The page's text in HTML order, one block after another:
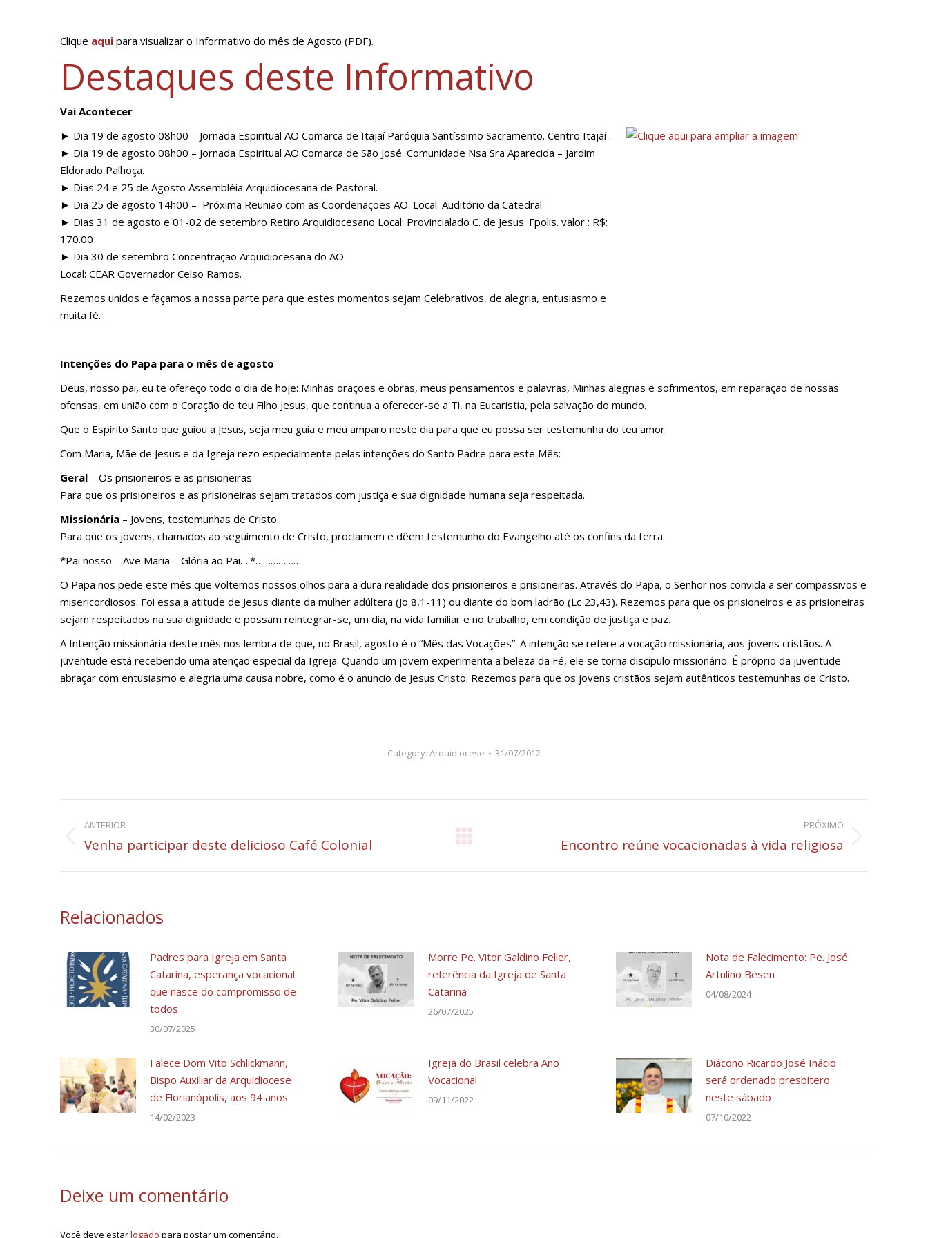
Clique aqui para visualizar o Informativo do mês de Agosto (PDF).
Destaques deste Informativo
Vai Acontecer
► Dia 19 de agosto 08h00 – Jornada Espiritual AO Comarca de Itajaí Paróquia Santíssimo Sacramento. Centro Itajaí .
► Dia 19 de agosto 08h00 – Jornada Espiritual AO Comarca de São José. Comunidade Nsa Sra Aparecida – Jardim
Eldorado Palhoça.
► Dias 24 e 25 de Agosto Assembléia Arquidiocesana de Pastoral.
► Dia 25 de agosto 14h00 – Próxima Reunião com as Coordenações AO. Local: Auditório da Catedral
► Dias 31 de agosto e 01-02 de setembro Retiro Arquidiocesano Local: Provincialado C. de Jesus. Fpolis. valor : R$:
170.00
► Dia 30 de setembro Concentração Arquidiocesana do AO
Local: CEAR Governador Celso Ramos.
Rezemos unidos e façamos a nossa parte para que estes momentos sejam Celebrativos, de alegria, entusiasmo e
muita fé.
Intenções do Papa para o mês de agosto
Deus, nosso pai, eu te ofereço todo o dia de hoje: Minhas orações e obras, meus pensamentos e palavras, Minhas alegrias e sofrimentos, em reparação de nossas
ofensas, em união com o Coração de teu Filho Jesus, que continua a oferecer-se a Ti, na Eucaristia, pela salvação do mundo.
Que o Espírito Santo que guiou a Jesus, seja meu guia e meu amparo neste dia para que eu possa ser testemunha do teu amor.
Com Maria, Mãe de Jesus e da Igreja rezo especialmente pelas intenções do Santo Padre para este Mês:
Geral – Os prisioneiros e as prisioneiras
Para que os prisioneiros e as prisioneiras sejam tratados com justiça e sua dignidade humana seja respeitada.
Missionária – Jovens, testemunhas de Cristo
Para que os jovens, chamados ao seguimento de Cristo, proclamem e dêem testemunho do Evangelho até os confins da terra.
*Pai nosso – Ave Maria – Glória ao Pai….*………………
O Papa nos pede este mês que voltemos nossos olhos para a dura realidade dos prisioneiros e prisioneiras. Através do Papa, o Senhor nos convida a ser compassivos e
misericordiosos. Foi essa a atitude de Jesus diante da mulher adúltera (Jo 8,1-11) ou diante do bom ladrão (Lc 23,43). Rezemos para que os prisioneiros e as prisioneiras
sejam respeitados na sua dignidade e possam reintegrar-se, um dia, na vida familiar e no trabalho, em condição de justiça e paz.
A Intenção missionária deste mês nos lembra de que, no Brasil, agosto é o “Mês das Vocações”. A intenção se refere a vocação missionária, aos jovens cristãos. A
juventude está recebendo uma atenção especial da Igreja. Quando um jovem experimenta a beleza da Fé, ele se torna discípulo missionário. É próprio da juventude
abraçar com entusiasmo e alegria uma causa nobre, como é o anuncio de Jesus Cristo. Rezemos para que os jovens cristãos sejam autênticos testemunhas de Cristo.
Category: Arquidiocese 31/07/2012
Navegação
de
post:
ANTERIOR
Post
Venha participar deste delicioso Café Colonial
PRÓXIMO
Encontro reúne vocacionadas à vida religiosa
Relacionados
Padres para Igreja em Santa
Catarina, esperança vocacional
que nasce do compromisso de
todos
30/07/2025
Morre Pe. Vitor Galdino Feller,
referência da Igreja de Santa
Catarina
26/07/2025
Nota de Falecimento: Pe. José
Artulino Besen
04/08/2024
Falece Dom Vito Schlickmann,
Bispo Auxiliar da Arquidiocese
de Florianópolis, aos 94 anos
14/02/2023
Igreja do Brasil celebra Ano
Vocacional
09/11/2022
Diácono Ricardo José Inácio
será ordenado presbítero
neste sábado
07/10/2022
Deixe um comentário
Você deve estarlogado para postar um comentário.